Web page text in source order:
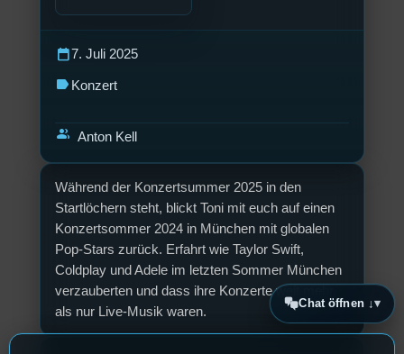
Während der Konzertsummer 2025 in den
Startlöchern steht, blickt Toni mit euch auf einen
Konzertsommer 2024 in München mit globalen
Pop-Stars zurück. Erfahrt wie Taylor Swift,
Coldplay und Adele im letzten Sommer München
verzauberten und dass ihre Konzerte weit mehr,
als nur Live-Musik waren.
calendar_today7. Juli 2025
label Konzert
group Anton Kell
Chat öffnen ↓